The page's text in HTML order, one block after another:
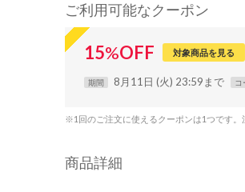
ご利用可能なクーポン
15%OFF 対象商品を見る
期間 8月11日 (火) 23:59まで コ
※1回のご注文に使えるクーポンは1つです。
商品詳細